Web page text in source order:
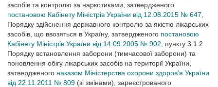
засобів та контролю за наркотиками, затвердженого
постановою Кабінету Міністрів України від 12.08.2015 № 647
Порядку здійснення державного контролю за якістю лікарських
засобів, що ввозяться в Україну, затвердженого постановою
Кабінету Міністрів України від 14.09.2005 № 902 , пункту 3.1.2
Порядку встановлення заборони (тимчасової заборони) та
поновлення обігу лікарських засобів на території України,
затвердженого наказом Міністерства охорони здоров’я України
від 22.11.2011 № 809 (зі змінами), зареєстрованого